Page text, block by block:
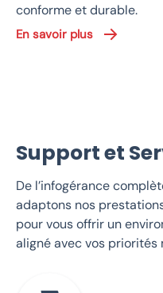
conforme et durable.
En savoir plus
Support et
De l’infogérance
adaptons nos
pour vous offrir un
aligné avec vos priorités